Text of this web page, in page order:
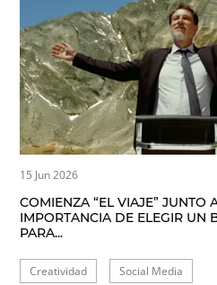
15 Jun 2026
COMIENZA “EL VIAJE” JUNTO
IMPORTANCIA DE ELEGIR UN
PARA...
Creatividad Social Media